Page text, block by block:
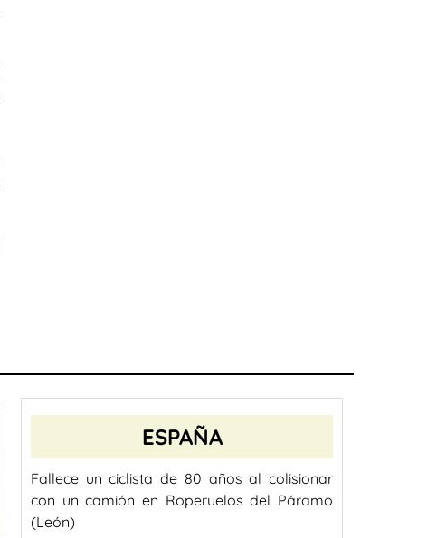
ESPAÑA
Fallece un ciclista de 80 años al colisionar
con un camión en Roperuelos del Páramo
(León)